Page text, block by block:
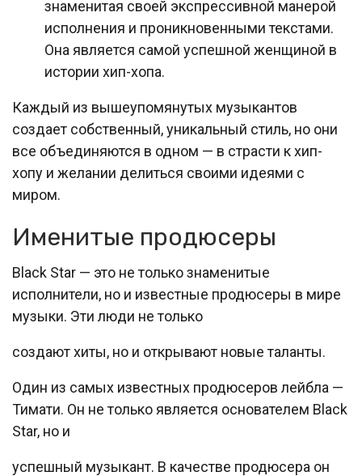
знаменитая своей экспрессивной манерой
исполнения и проникновенными текстами.
Она является самой успешной женщиной в
истории хип-хопа.
Каждый из вышеупомянутых музыкантов
создает собственный, уникальный стиль, но они
все объединяются в одном — в страсти к хип-
хопу и желании делиться своими идеями с
миром.
Именитые продюсеры
Black Star — это не только знаменитые
исполнители, но и известные продюсеры в мире
музыки. Эти люди не только
создают хиты, но и открывают новые таланты.
Один из самых известных продюсеров лейбла —
Тимати. Он не только является основателем Black
Star, но и
успешный музыкант. В качестве продюсера он